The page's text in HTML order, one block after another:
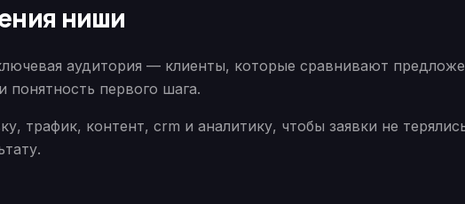
ниши
аудитория — клиенты, которые сравнивают
понятность первого шага.
трафик, контент, crm и аналитику, чтобы заявки не